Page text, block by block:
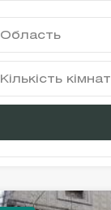
Область
Кількість кімнат